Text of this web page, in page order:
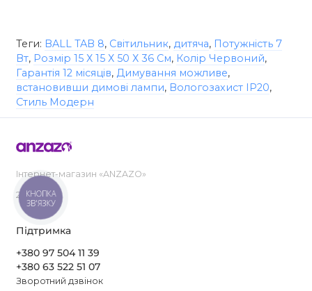
Теги: BALL TAB 8, Світильник, дитяча, Потужність 7
Вт, Розмір 15 Х 15 Х 50 Х 36 См, Колір Червоний,
Гарантія 12 місяців, Димування можливе,
встановивши димові лампи, Вологозахист IP20,
Стиль Модерн
Інтернет-магазин «ANZAZO»
2019-2026
Підтримка
+380 97 504 11 39
+380 63 522 51 07
Зворотний дзвінок
КНОПКА
ЗВ'ЯЗКУ